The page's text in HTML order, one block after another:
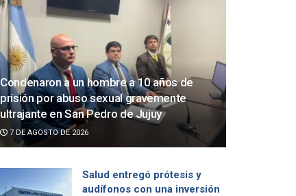
Condenaron a un hombre a 10 años de
prisión por abuso sexual gravemente
ultrajante en San Pedro de Jujuy
7 DE AGOSTO DE 2026
Salud entregó prótesis y
audífonos con una inversión